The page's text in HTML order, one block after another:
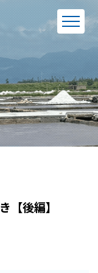
【後編】